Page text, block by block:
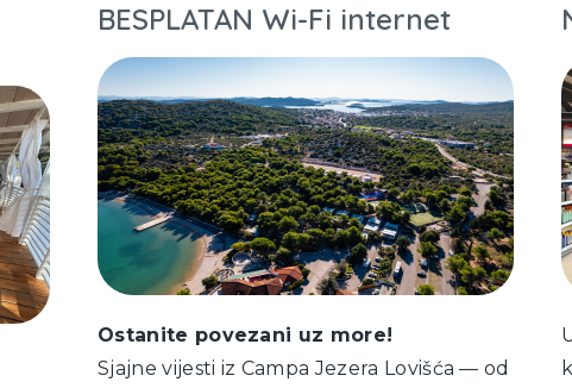
BESPLATAN Wi-Fi internet
Ostanite povezani uz more!
Sjajne vijesti iz Campa Jezera Lovišća — od